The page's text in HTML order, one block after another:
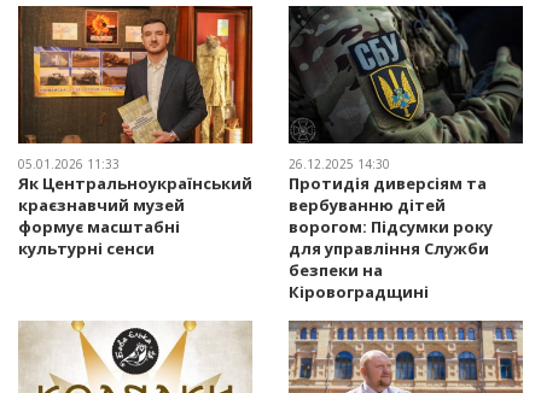
05.01.2026 11:33
Як Центральноукраїнський
краєзнавчий музей
формує масштабні
культурні сенси
26.12.2025 14:30
Протидія диверсіям та
вербуванню дітей
ворогом: Підсумки року
для управління Служби
безпеки на
Кіровоградщині